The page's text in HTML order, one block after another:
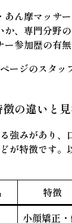
あん摩マッサ
か、専門分野
ー参加歴の有無
ージのスタッ
の違いと
強みがあり、
が特徴です。
特徴
小顔矯正